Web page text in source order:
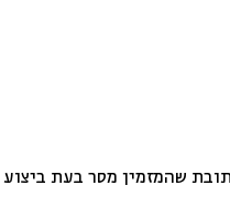
שהמזמין מסר בעת ביצוע